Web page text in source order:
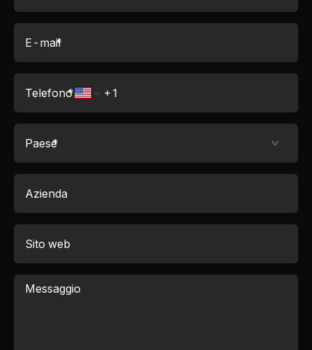
E-mail
*
Telefono
*
Paese
*
Azienda
Sito web
Messaggio